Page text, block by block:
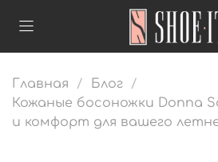
Главная
Блог
Кожаные босоножки Donna
и комфорт для вашего